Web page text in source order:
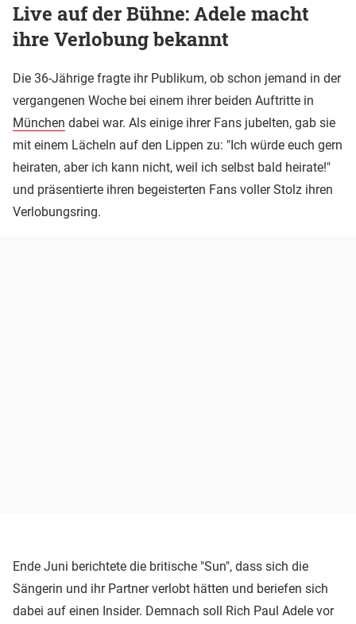
Live auf der Bühne: Adele macht
ihre Verlobung bekannt
Die 36-Jährige fragte ihr Publikum, ob schon jemand in der
vergangenen Woche bei einem ihrer beiden Auftritte in
München dabei war. Als einige ihrer Fans jubelten, gab sie
mit einem Lächeln auf den Lippen zu: "Ich würde euch gern
heiraten, aber ich kann nicht, weil ich selbst bald heirate!"
und präsentierte ihren begeisterten Fans voller Stolz ihren
Verlobungsring.
Ende Juni berichtete die britische "Sun", dass sich die
Sängerin und ihr Partner verlobt hätten und beriefen sich
dabei auf einen Insider. Demnach soll Rich Paul Adele vor